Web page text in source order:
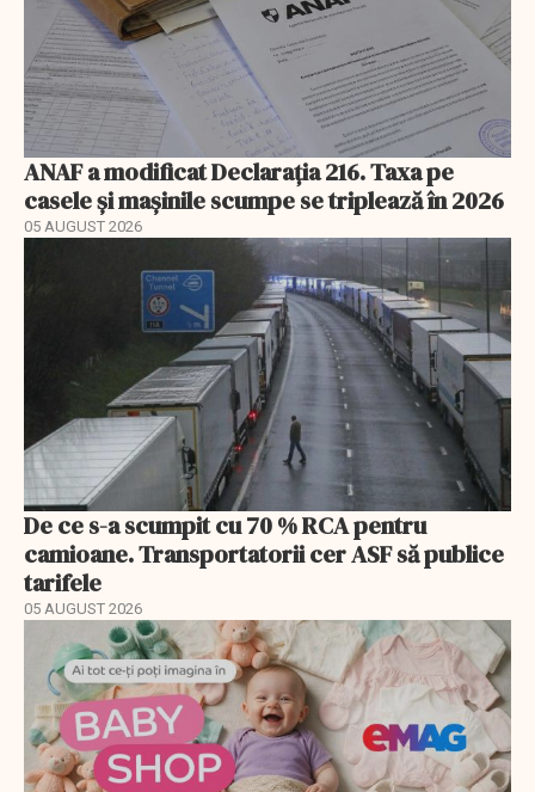
ANAF a modificat Declarația 216. Taxa pe
casele și mașinile scumpe se triplează în 2026
05 AUGUST 2026
De ce s-a scumpit cu 70 % RCA pentru
camioane. Transportatorii cer ASF să publice
tarifele
05 AUGUST 2026